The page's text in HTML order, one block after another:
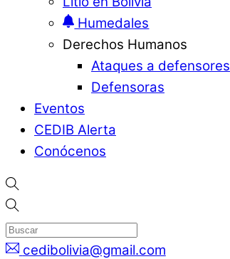
Humedales
Derechos Humanos
Ataques a defensores
Defensoras
Eventos
CEDIB Alerta
Conócenos
cedibolivia@gmail.com